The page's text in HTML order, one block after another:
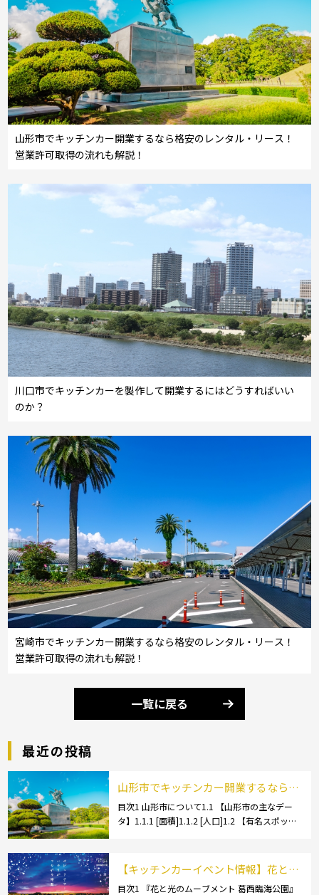
山形市でキッチンカー開業するなら格安のレンタル・リース！
営業許可取得の流れも解説！
川口市でキッチンカーを製作して開業するにはどうすればいい
のか？
宮崎市でキッチンカー開業するなら格安のレンタル・リース！
営業許可取得の流れも解説！
一覧に戻る
最近の投稿
山形市でキッチンカー開業するなら格
安のレンタル・リース！営業許可取得
の流れも解説！
目次1 山形市について1.1 【山形市の主なデー
タ】1.1.1 [面積]1.1.2 [人口]1.2 【有名スポッ
【キッチンカーイベント情報】花と光
のムーブメント 葛西臨海公園が開催さ
目次1 『花と光のムーブメント 葛西臨海公園』